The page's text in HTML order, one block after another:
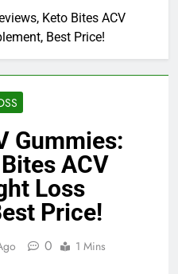
Keto Bites ACV
Best Price!
Gummies:
ACV
Loss
Price!
0 1 Mins